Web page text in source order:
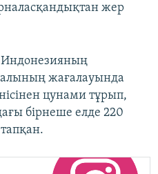
жер
жағалауында
цунами тұрып,
бірнеше елде 220